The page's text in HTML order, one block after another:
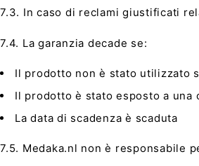
7.3. In caso di reclami giustificati
7.4. La garanzia decade se:
Il prodotto non è stato utilizzato
Il prodotto è stato esposto a
La data di scadenza è scaduta
7.5. Medaka.nl non è responsabile